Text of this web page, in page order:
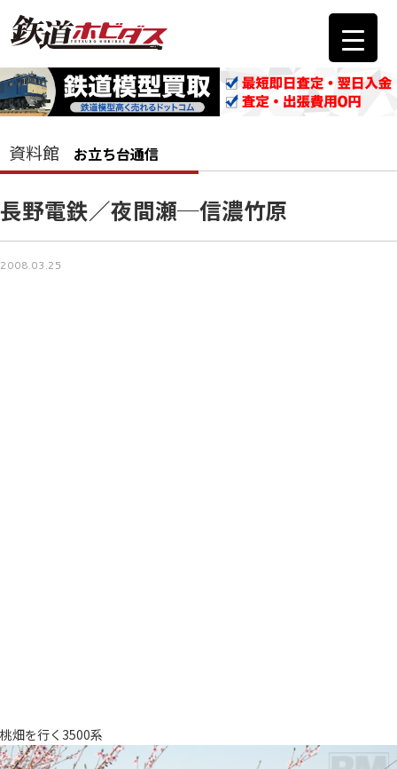
資料館 お立ち台通信
長野電鉄／夜間瀬─信濃竹原
2008.03.25
桃畑を行く3500系